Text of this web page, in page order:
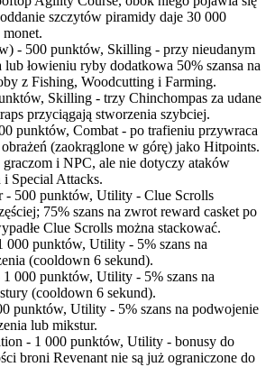
szczytów piramidy daje 30 000
- 500 punktów, Skilling - przy nieudanym
lub łowieniu ryby dodatkowa 50% szansa na
z Fishing, Woodcutting i Farming.
Skilling - trzy Chinchompas za udane
przyciągają stworzenia szybciej.
punktów, Combat - po trafieniu przywraca
(zaokrąglone w górę) jako Hitpoints.
graczom i NPC, ale nie dotyczy ataków
Special Attacks.
- 500 punktów, Utility - Clue Scrolls
75% szans na zwrot reward casket po
Clue Scrolls można stackować.
000 punktów, Utility - 5% szans na
(cooldown 6 sekund).
1 000 punktów, Utility - 5% szans na
(cooldown 6 sekund).
punktów, Utility - 5% szans na podwojenie
lub mikstur.
- 1 000 punktów, Utility - bonusy do
broni Revenant nie są już ograniczone do